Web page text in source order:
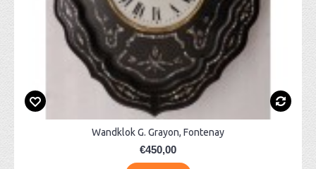
Wandklok G. Grayon, Fontenay
€450,00